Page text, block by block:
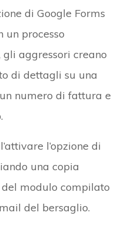
di Google Forms
un processo
aggressori creano
di dettagli su una
numero di fattura e
l’opzione di
una copia
modulo compilato
del bersaglio.